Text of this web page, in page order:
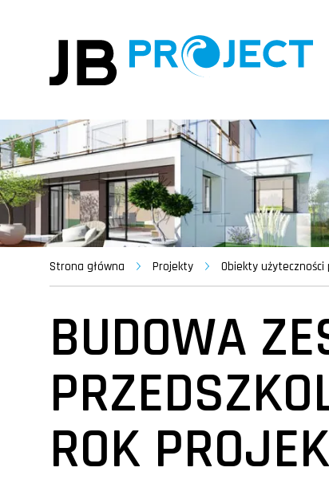
Strona główna Projekty Obiekty użyteczności
BUDOWA
ROK